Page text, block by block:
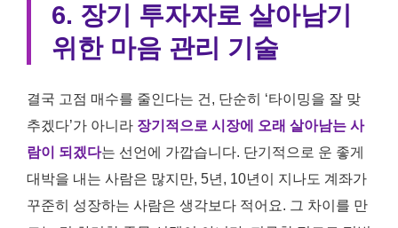
6. 장기 투자자로 살아남기
위한 마음 관리 기술
결국 고점 매수를 줄인다는 건, 단순히 ‘타이밍을 잘 맞
추겠다’가 아니라 장기적으로 시장에 오래 살아남는 사
람이 되겠다는 선언에 가깝습니다. 단기적으로 운 좋게
대박을 내는 사람은 많지만, 5년, 10년이 지나도 계좌가
꾸준히 성장하는 사람은 생각보다 적어요. 그 차이를 만